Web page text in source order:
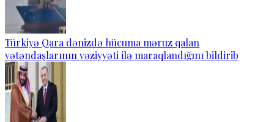
Türkiyə Qara dənizdə hücuma məruz qalan
vətəndaşlarının vəziyyəti ilə maraqlandığını bildirib